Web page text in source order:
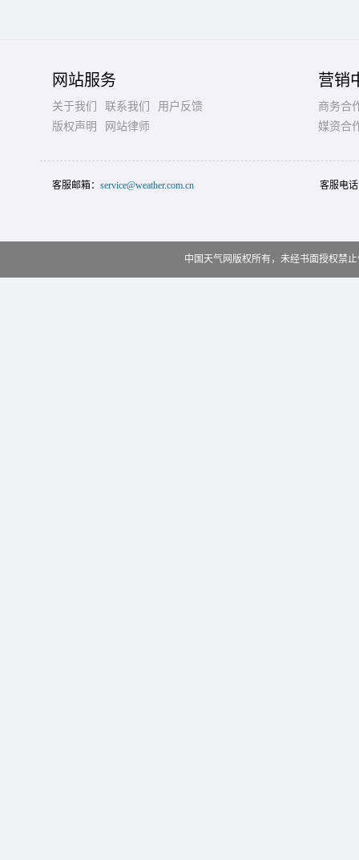
网站服务
关于我们 联系我们
用户反馈
版权声明
网站律师
营销
商务合
媒资合
客服邮箱： service@weather.com.cn 客服电
中国天气网版权所有，未经书面授权